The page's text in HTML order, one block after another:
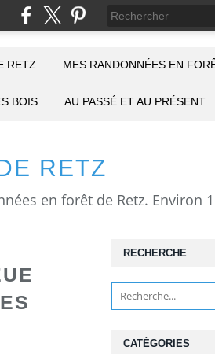
RETZ
RETZ MES RANDONNÉES EN
BOIS AU PASSÉ ET AU PRÉSENT
RECHERCHE
CATÉGORIES